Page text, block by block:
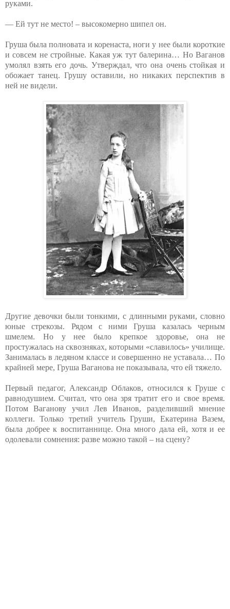
руками.
— Ей тут не место! – высокомерно шипел он.
Груша была полновата и коренаста, ноги у нее были короткие
и совсем не стройные. Какая уж тут балерина… Но Ваганов
умолял взять его дочь. Утверждал, что она очень стойкая и
обожает танец. Грушу оставили, но никаких перспектив в
ней не видели.
Другие девочки были тонкими, с длинными руками, словно
юные стрекозы. Рядом с ними Груша казалась черным
шмелем. Но у нее было крепкое здоровье, она не
простужалась на сквозняках, которыми «славилось» училище.
Занималась в ледяном классе и совершенно не уставала… По
крайней мере, Груша Ваганова не показывала, что ей тяжело.
Первый педагог, Александр Облаков, относился к Груше с
равнодушием. Считал, что она зря тратит его и свое время.
Потом Ваганову учил Лев Иванов, разделивший мнение
коллеги. Только третий учитель Груши, Екатерина Вазем,
была добрее к воспитаннице. Она много дала ей, хотя и ее
одолевали сомнения: разве можно такой – на сцену?